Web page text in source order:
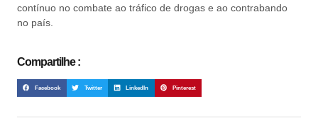
contínuo no combate ao tráfico de drogas e ao contrabando
no país.
Compartilhe :
Facebook Twitter LinkedIn Pinterest